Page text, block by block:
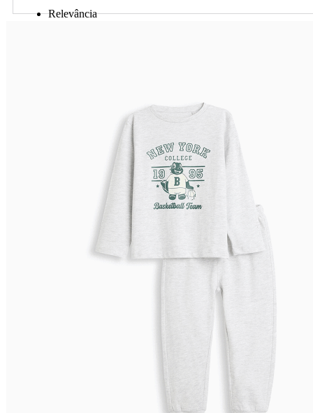
Relevância
Nome do Produto A - Z
Nome do Produto Z - A